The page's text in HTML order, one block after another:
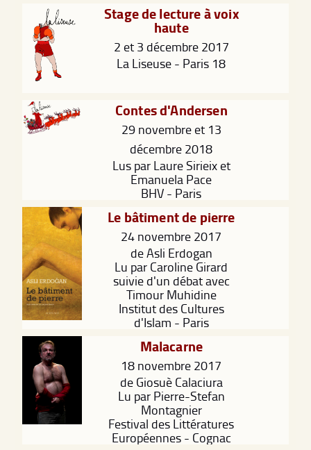
Stage de lecture à voix
haute
2 et 3 décembre 2017
La Liseuse - Paris 18
Contes d'Andersen
29 novembre et 13
décembre 2018
Lus par Laure Sirieix et
Emanuela Pace
BHV - Paris
Le bâtiment de pierre
24 novembre 2017
de Asli Erdogan
Lu par Caroline Girard
suivie d'un débat avec
Timour Muhidine
Institut des Cultures
d'Islam - Paris
Malacarne
18 novembre 2017
de Giosuè Calaciura
Lu par Pierre-Stefan
Montagnier
Festival des Littératures
Européennes - Cognac